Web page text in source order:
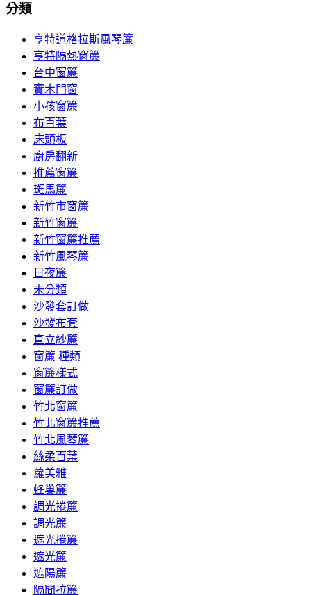
分類
亨特道格拉斯風琴簾
亨特隔熱窗簾
台中窗簾
實木門窗
小孩窗簾
布百葉
床頭板
廚房翻新
推薦窗簾
斑馬簾
新竹市窗簾
新竹窗簾
新竹窗簾推薦
新竹風琴簾
日夜簾
未分類
沙發套訂做
沙發布套
直立紗簾
窗簾 種類
窗簾樣式
窗簾訂做
竹北窗簾
竹北窗簾推薦
竹北風琴簾
絲柔百葉
蘿美雅
蜂巢簾
調光捲簾
調光簾
遮光捲簾
遮光簾
遮陽簾
隔間拉簾